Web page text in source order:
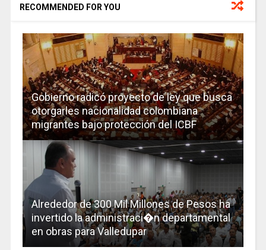
RECOMMENDED FOR YOU
Gobierno radicó proyecto de ley que busca
otorgarles nacionalidad colombiana
migrantes bajo protección del ICBF
Alrededor de 300 Mil Millones de Pesos ha
invertido la administraci�n departamental
en obras para Valledupar